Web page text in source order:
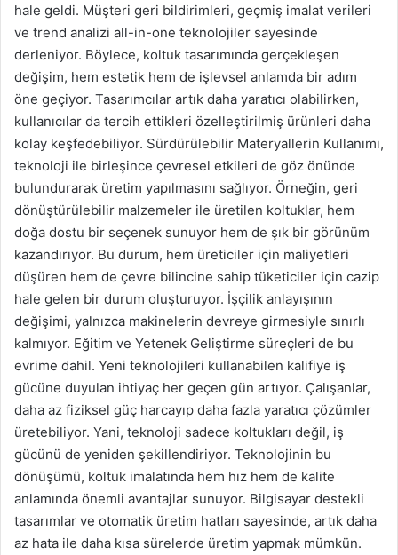
hale geldi. Müşteri geri bildirimleri, geçmiş imalat verileri
ve trend analizi all-in-one teknolojiler sayesinde
derleniyor. Böylece, koltuk tasarımında gerçekleşen
değişim, hem estetik hem de işlevsel anlamda bir adım
öne geçiyor. Tasarımcılar artık daha yaratıcı olabilirken,
kullanıcılar da tercih ettikleri özelleştirilmiş ürünleri daha
kolay keşfedebiliyor. Sürdürülebilir Materyallerin Kullanımı,
teknoloji ile birleşince çevresel etkileri de göz önünde
bulundurarak üretim yapılmasını sağlıyor. Örneğin, geri
dönüştürülebilir malzemeler ile üretilen koltuklar, hem
doğa dostu bir seçenek sunuyor hem de şık bir görünüm
kazandırıyor. Bu durum, hem üreticiler için maliyetleri
düşüren hem de çevre bilincine sahip tüketiciler için cazip
hale gelen bir durum oluşturuyor. İşçilik anlayışının
değişimi, yalnızca makinelerin devreye girmesiyle sınırlı
kalmıyor. Eğitim ve Yetenek Geliştirme süreçleri de bu
evrime dahil. Yeni teknolojileri kullanabilen kalifiye iş
gücüne duyulan ihtiyaç her geçen gün artıyor. Çalışanlar,
daha az fiziksel güç harcayıp daha fazla yaratıcı çözümler
üretebiliyor. Yani, teknoloji sadece koltukları değil, iş
gücünü de yeniden şekillendiriyor. Teknolojinin bu
dönüşümü, koltuk imalatında hem hız hem de kalite
anlamında önemli avantajlar sunuyor. Bilgisayar destekli
tasarımlar ve otomatik üretim hatları sayesinde, artık daha
az hata ile daha kısa sürelerde üretim yapmak mümkün.